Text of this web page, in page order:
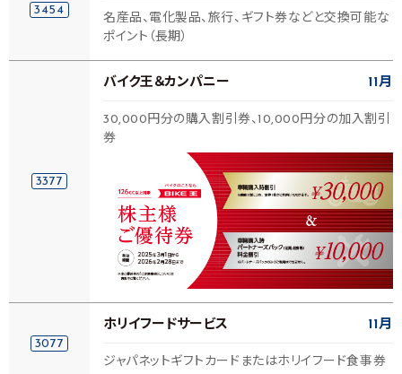
3454
名産品、電化製品、旅行、ギフト券などと交換可能な
ポイント（長期）
3377
バイク王＆カンパニー 11月
30,000円分の購入割引券、10,000円分の加入割引
券
3077
ホリイフードサービス 11月
ジャパネットギフトカードまたはホリイフード食事券